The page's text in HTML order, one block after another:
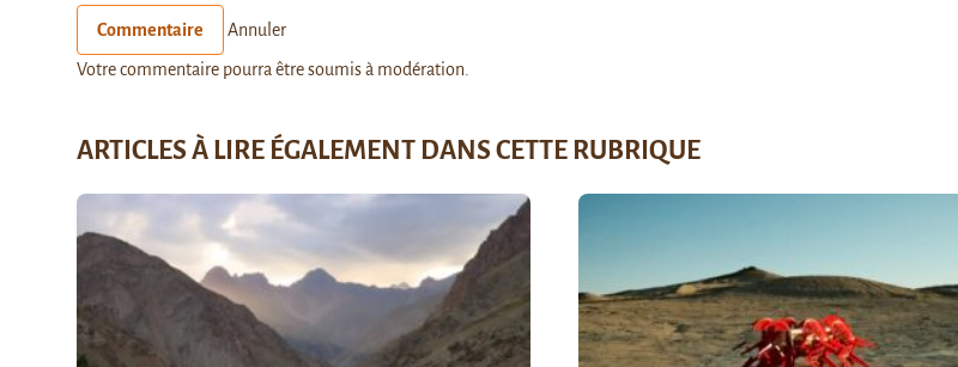
Commentaire Annuler
Votre commentaire pourra être soumis à modération.
ARTICLES À LIRE ÉGALEMENT DANS CETTE RUBRIQUE